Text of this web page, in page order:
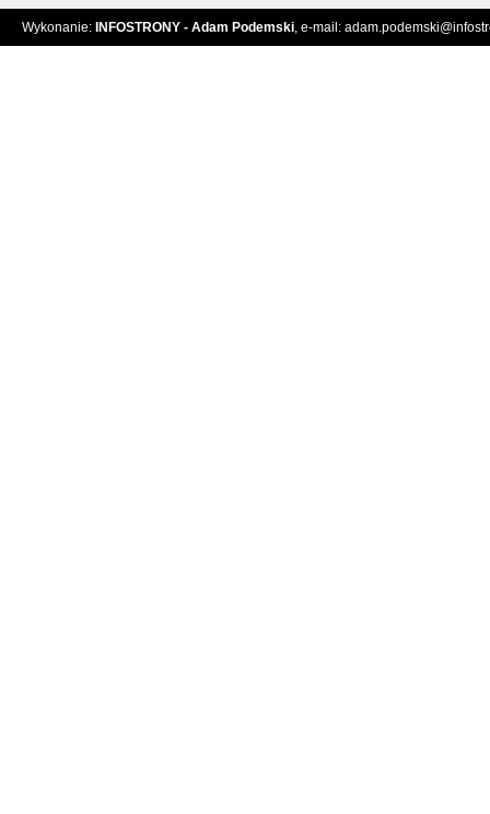
Wykonanie: INFOSTRONY - Adam Podemski, e-mail: